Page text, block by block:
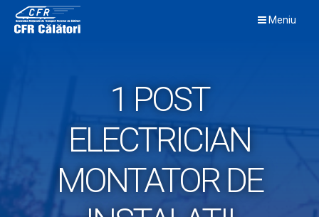
content
Meniu
1 POST
ELECTRICIAN
MONTATOR DE